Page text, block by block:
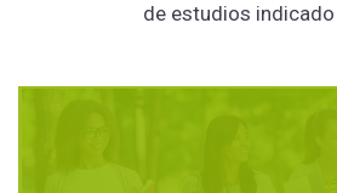
de estudios indicado